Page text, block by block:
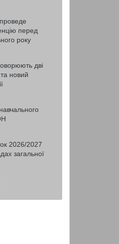
перед
року
дві
новий
2026/2027
загальної